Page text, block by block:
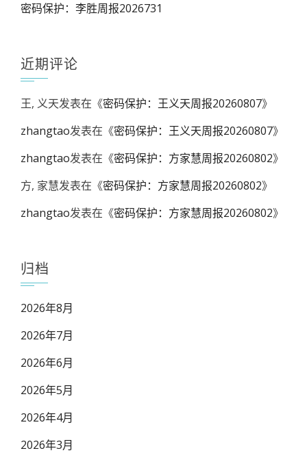
密码保护：李胜周报2026731
近期评论
王, 义天发表在《密码保护：王义天周报20260807》
zhangtao发表在《密码保护：王义天周报20260807》
zhangtao发表在《密码保护：方家慧周报20260802》
方, 家慧发表在《密码保护：方家慧周报20260802》
zhangtao发表在《密码保护：方家慧周报20260802》
归档
2026年8月
2026年7月
2026年6月
2026年5月
2026年4月
2026年3月